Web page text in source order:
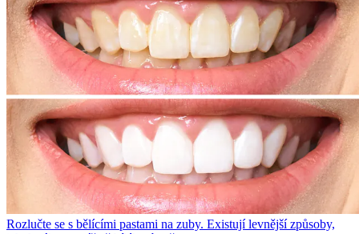
Rozlučte se s bělícími pastami na zuby. Existují levnější způsoby,